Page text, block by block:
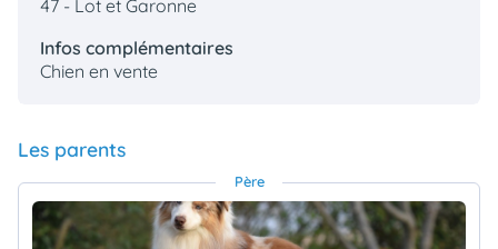
47 - Lot et Garonne
Infos complémentaires
Chien en vente
Les parents
Père